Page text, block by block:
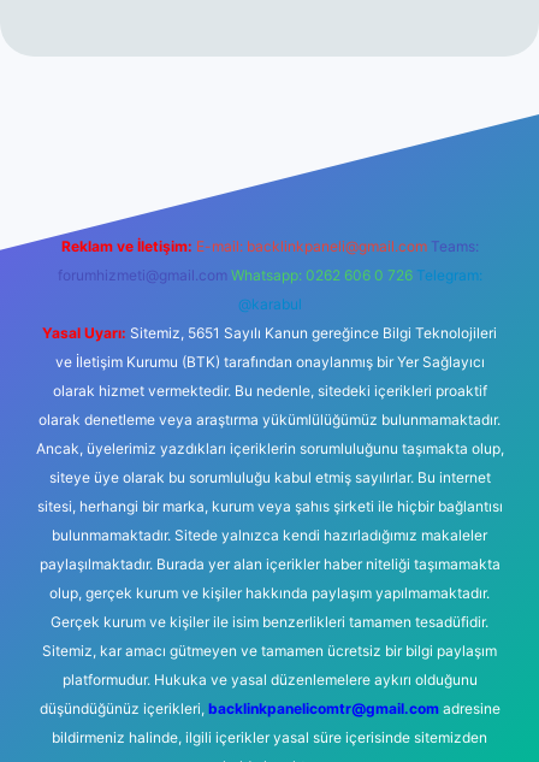
Reklam ve İletişim: E-mail: backlinkpaneli@gmail.com Teams:
forumhizmeti@gmail.com Whatsapp: 0262 606 0 726 Telegram:
@karabul
Yasal Uyarı: Sitemiz, 5651 Sayılı Kanun gereğince Bilgi Teknolojileri
ve İletişim Kurumu (BTK) tarafından onaylanmış bir Yer Sağlayıcı
olarak hizmet vermektedir. Bu nedenle, sitedeki içerikleri proaktif
olarak denetleme veya araştırma yükümlülüğümüz bulunmamaktadır.
Ancak, üyelerimiz yazdıkları içeriklerin sorumluluğunu taşımakta olup,
siteye üye olarak bu sorumluluğu kabul etmiş sayılırlar. Bu internet
sitesi, herhangi bir marka, kurum veya şahıs şirketi ile hiçbir bağlantısı
bulunmamaktadır. Sitede yalnızca kendi hazırladığımız makaleler
paylaşılmaktadır. Burada yer alan içerikler haber niteliği taşımamakta
olup, gerçek kurum ve kişiler hakkında paylaşım yapılmamaktadır.
Gerçek kurum ve kişiler ile isim benzerlikleri tamamen tesadüfidir.
Sitemiz, kar amacı gütmeyen ve tamamen ücretsiz bir bilgi paylaşım
platformudur. Hukuka ve yasal düzenlemelere aykırı olduğunu
düşündüğünüz içerikleri, backlinkpanelicomtr@gmail.comadresine
bildirmeniz halinde, ilgili içerikler yasal süre içerisinde sitemizden